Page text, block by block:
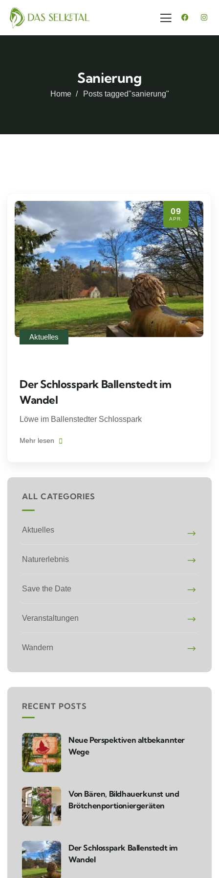
Sanierung
Home Posts tagged"sanierung"
09
APR.
Aktuelles
Der Schlosspark Ballenstedt im
Wandel
Löwe im Ballenstedter Schlosspark
Mehr lesen
ALL CATEGORIES
Aktuelles
Naturerlebnis
Save the Date
Veranstaltungen
Wandern
RECENT POSTS
Neue Perspektiven altbekannter
Wege
Von Bären, Bildhauerkunst und
Brötchenportioniergeräten
Der Schlosspark Ballenstedt im
Wandel